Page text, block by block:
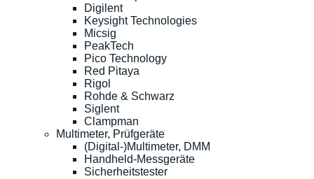
Digilent
Keysight Technologies
Micsig
PeakTech
Pico Technology
Red Pitaya
Rigol
Rohde & Schwarz
Siglent
Clampman
Multimeter, Prüfgeräte
(Digital-)Multimeter, DMM
Handheld-Messgeräte
Sicherheitstester